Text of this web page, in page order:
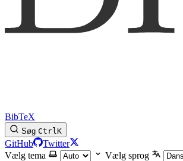
BibTeX
Søg CtrlK
GitHub
Twitter
Vælg tema
Vælg sprog